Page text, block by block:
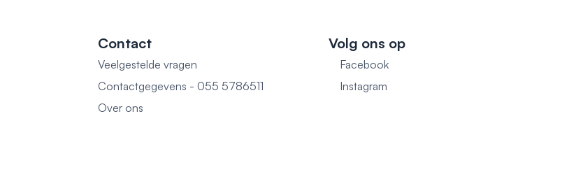
Contact
Veelgestelde vragen
Contactgegevens - 055 5786511
Over ons
Volg ons op
Facebook
Instagram